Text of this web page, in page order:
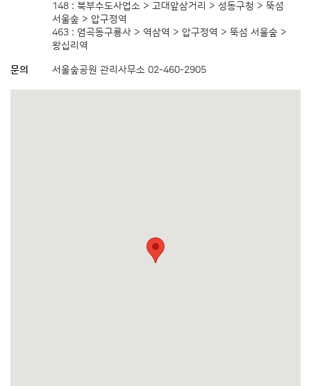
148 : 북부수도사업소 > 고대앞삼거리 > 성동구청 > 뚝섬
서울숲 > 압구정역
463 : 염곡동구룡사 > 역삼역 > 압구정역 > 뚝섬 서울숲 >
왕십리역
문의 서울숲공원 관리사무소 02-460-2905